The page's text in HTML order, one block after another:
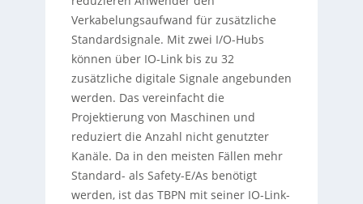
Verkabelungsaufwand für zusätzliche
Standardsignale. Mit zwei I/O-Hubs
können über IO-Link bis zu 32
zusätzliche digitale Signale angebunden
werden. Das vereinfacht die
Projektierung von Maschinen und
reduziert die Anzahl nicht genutzter
Kanäle. Da in den meisten Fällen mehr
Standard- als Safety-E/As benötigt
werden, ist das TBPN mit seiner IO-Link-